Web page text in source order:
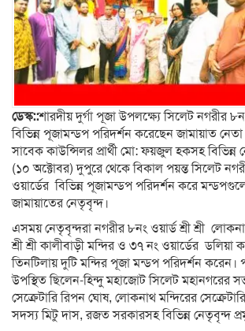
ডেস্ক::শারদীয় দুর্গা পূজা উপলক্ষ্যে সিলেট নগরীর
বিভিন্ন পূজামন্ডপ পরিদর্শন করেছেন জামায়াত
সাবেক কাউন্সিলর প্রার্থী মো: ফয়জুল হকসহ বিভিন্ন
(১০ অক্টোবর) দুপুরে থেকে বিকাল পয়ন্ত সিলেট
ওয়ার্ডের বিভিন্ন পূজামন্ডপ পরিদর্শন করে
জামায়াতের নেতৃবৃন্দ।
এসময় নেতৃবৃন্দরা নগরীর ৮নং ওয়ার্ড শ্রী শ্রী
শ্রী শ্রী কালীবাড়ী মন্দির ও ৩৭ নং ওয়ার্ডের ডলিয়া
তিনটিলায় দুটি মন্দির পূজা মন্ডপ পরিদর্শন করেন।
উপস্থিত ছিলেন-হিন্দু মহাজোট সিলেট মহানগরের
সেক্রেটারি রিপন ঘোষ, লোকনাথ মন্দিরের
সদস্য মিটু দাস, রজত সরকারসহ বিভিন্ন নেতৃবৃন্দ